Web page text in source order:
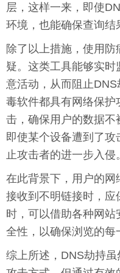
层，这样一来，即使
环境，也能确保查询结
除了以上措施，使用
疑。这类工具能够实
意活动，从而阻止
毒软件都具有网络保
击，确保用户的数据不
即使某个设备遭到了
止攻击者的进一步入侵。
在此背景下，用户的
接收到不明链接时，应
时，可以借助各种网
全性，以确保浏览的每
综上所述，DNS劫持